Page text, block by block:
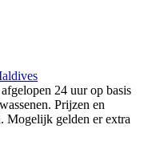
24 uur op basis
Prijzen en
Mogelijk gelden er extra